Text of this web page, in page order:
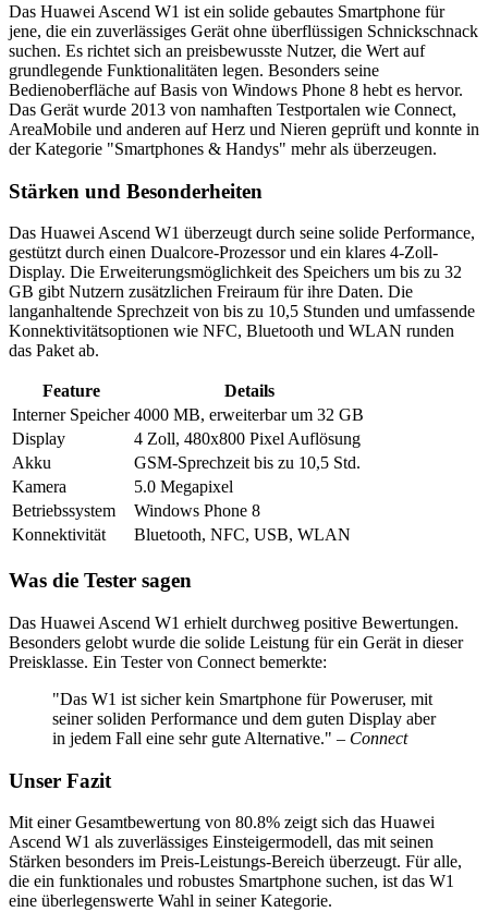
Das Huawei Ascend W1 ist ein solide gebautes Smartphone für
jene, die ein zuverlässiges Gerät ohne überflüssigen Schnickschnack
suchen. Es richtet sich an preisbewusste Nutzer, die Wert auf
grundlegende Funktionalitäten legen. Besonders seine
Bedienoberfläche auf Basis von Windows Phone 8 hebt es hervor.
Das Gerät wurde 2013 von namhaften Testportalen wie Connect,
AreaMobile und anderen auf Herz und Nieren geprüft und konnte in
der Kategorie "Smartphones & Handys" mehr als überzeugen.
Stärken und Besonderheiten
Das Huawei Ascend W1 überzeugt durch seine solide Performance,
gestützt durch einen Dualcore-Prozessor und ein klares 4-Zoll-
Display. Die Erweiterungsmöglichkeit des Speichers um bis zu 32
GB gibt Nutzern zusätzlichen Freiraum für ihre Daten. Die
langanhaltende Sprechzeit von bis zu 10,5 Stunden und umfassende
Konnektivitätsoptionen wie NFC, Bluetooth und WLAN runden
das Paket ab.
Feature
Details
Interner Speicher 4000 MB, erweiterbar um 32 GB
Display
4 Zoll, 480x800 Pixel Auflösung
Akku
GSM-Sprechzeit bis zu 10,5 Std.
Kamera
5.0 Megapixel
Betriebssystem
Windows Phone 8
Konnektivität
Bluetooth, NFC, USB, WLAN
Was die Tester sagen
Das Huawei Ascend W1 erhielt durchweg positive Bewertungen.
Besonders gelobt wurde die solide Leistung für ein Gerät in dieser
Preisklasse. Ein Tester von Connect bemerkte:
"Das W1 ist sicher kein Smartphone für Poweruser, mit
seiner soliden Performance und dem guten Display aber
in jedem Fall eine sehr gute Alternative." – Connect
Unser Fazit
Mit einer Gesamtbewertung von 80.8% zeigt sich das Huawei
Ascend W1 als zuverlässiges Einsteigermodell, das mit seinen
Stärken besonders im Preis-Leistungs-Bereich überzeugt. Für alle,
die ein funktionales und robustes Smartphone suchen, ist das W1
eine überlegenswerte Wahl in seiner Kategorie.